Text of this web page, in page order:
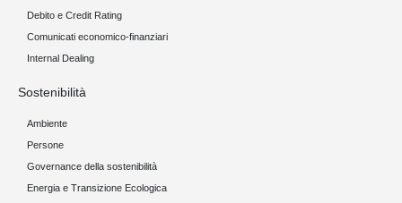
Debito e Credit Rating
Comunicati economico-finanziari
Internal Dealing
Sostenibilità
Ambiente
Persone
Governance della sostenibilità
Energia e Transizione Ecologica